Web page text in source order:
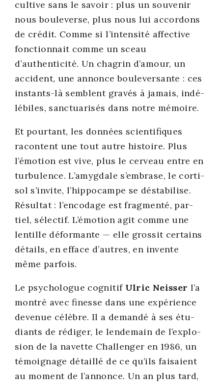
cultive sans le savoir : plus un sou­ve­nir
nous bou­le­verse, plus nous lui accor­dons
de cré­dit. Comme si l’intensité affec­tive
fonc­tion­nait comme un sceau
d’authenticité. Un cha­grin d’amour, un
acci­dent, une annonce bou­le­ver­sante : ces
ins­tants-là semblent gra­vés à jamais, indé­
lé­biles, sanc­tua­ri­sés dans notre mémoire.
Et pour­tant, les don­nées scien­ti­fiques
racontent une tout autre his­toire. Plus
l’émotion est vive, plus le cer­veau entre en
tur­bu­lence. L’amygdale s’embrase, le cor­ti­
sol s’invite, l’hippocampe se désta­bi­lise.
Résul­tat : l’encodage est frag­men­té, par­
tiel, sélec­tif. L’émotion agit comme une
len­tille défor­mante — elle gros­sit cer­tains
détails, en efface d’autres, en invente
même par­fois.
Le psy­cho­logue cog­ni­tif Ulric Neis­ser l’a
mon­tré avec finesse dans une expé­rience
deve­nue célèbre. Il a deman­dé à ses étu­
diants de rédi­ger, le len­de­main de l’ex­plo­
sion de la navette Chal­len­ger en 1986, un
témoi­gnage détaillé de ce qu’ils fai­saient
au moment de l’annonce. Un an plus tard,